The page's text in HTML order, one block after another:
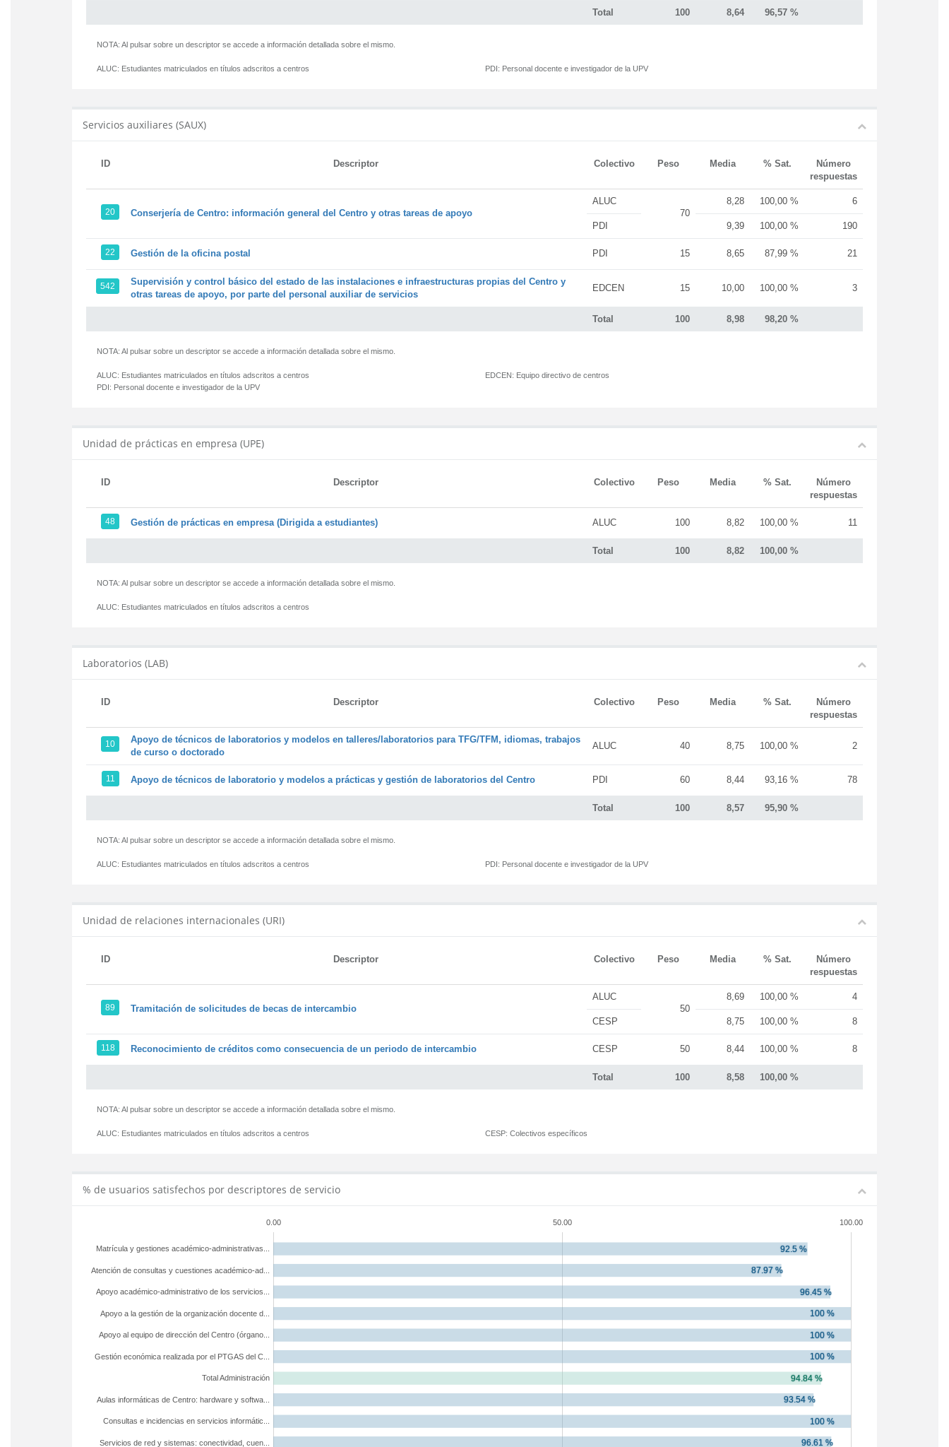
Total 100 8,64 96,57 %
NOTA: Al pulsar sobre un descriptor se accede a información detallada sobre el mismo.
ALUC: Estudiantes matriculados en títulos adscritos a centros PDI: Personal docente e investigador de la UPV
Servicios auxiliares (SAUX)
ID Descriptor Colectivo Peso Media % Sat.
Número
respuestas
Total 100 8,98 98,20 %
20 Conserjería de Centro: información general del Centro y otras tareas de apoyo
ALUC
70
8,28 100,00 % 6
PDI 9,39 100,00 % 190
22 Gestión de la oficina postal PDI 15 8,65 87,99 % 21
542
Supervisión y control básico del estado de las instalaciones e infraestructuras propias del Centro y
otras tareas de apoyo, por parte del personal auxiliar de servicios
EDCEN 15 10,00 100,00 % 3
NOTA: Al pulsar sobre un descriptor se accede a información detallada sobre el mismo.
ALUC: Estudiantes matriculados en títulos adscritos a centros
PDI: Personal docente e investigador de la UPV
EDCEN: Equipo directivo de centros
Unidad de prácticas en empresa (UPE)
ID Descriptor Colectivo Peso Media % Sat.
Número
respuestas
Total 100 8,82 100,00 %
48 Gestión de prácticas en empresa (Dirigida a estudiantes) ALUC 100 8,82 100,00 % 11
NOTA: Al pulsar sobre un descriptor se accede a información detallada sobre el mismo.
ALUC: Estudiantes matriculados en títulos adscritos a centros
Laboratorios (LAB)
ID Descriptor Colectivo Peso Media % Sat.
Número
respuestas
Total 100 8,57 95,90 %
10
Apoyo de técnicos de laboratorios y modelos en talleres/laboratorios para TFG/TFM, idiomas, trabajos
de curso o doctorado
ALUC 40 8,75 100,00 % 2
11 Apoyo de técnicos de laboratorio y modelos a prácticas y gestión de laboratorios del Centro PDI 60 8,44 93,16 % 78
NOTA: Al pulsar sobre un descriptor se accede a información detallada sobre el mismo.
ALUC: Estudiantes matriculados en títulos adscritos a centros PDI: Personal docente e investigador de la UPV
Unidad de relaciones internacionales (URI)
ID Descriptor Colectivo Peso Media % Sat.
Número
respuestas
Total 100 8,58 100,00 %
89 Tramitación de solicitudes de becas de intercambio
ALUC
50
8,69 100,00 % 4
CESP 8,75 100,00 % 8
118 Reconocimiento de créditos como consecuencia de un periodo de intercambio CESP 50 8,44 100,00 % 8
NOTA: Al pulsar sobre un descriptor se accede a información detallada sobre el mismo.
ALUC: Estudiantes matriculados en títulos adscritos a centros CESP: Colectivos específicos
% de usuarios satisfechos por descriptores de servicio
0.00 50.00 100.00
Servicios de red y sistemas: conectividad, cuen...
Consultas e incidencias en servicios informátic...
Aulas informáticas de Centro: hardware y softwa...
Total Administración
Gestión económica realizada por el PTGAS del C...
Apoyo al equipo de dirección del Centro (órgano...
Apoyo a la gestión de la organización docente d...
Apoyo académico-administrativo de los servicios...
Atención de consultas y cuestiones académico-ad...
Matrícula y gestiones académico-administrativas...